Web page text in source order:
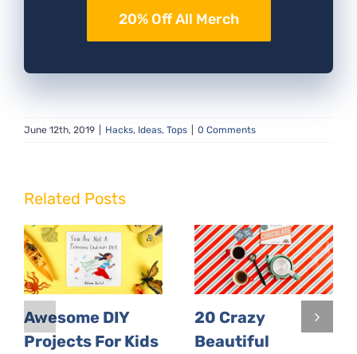
20% Off All Merch
June 12th, 2019 Hacks, Ideas, Tops 0 Comments
Related Posts
Awesome DIY
Projects For Kids
20 Crazy
Beautiful